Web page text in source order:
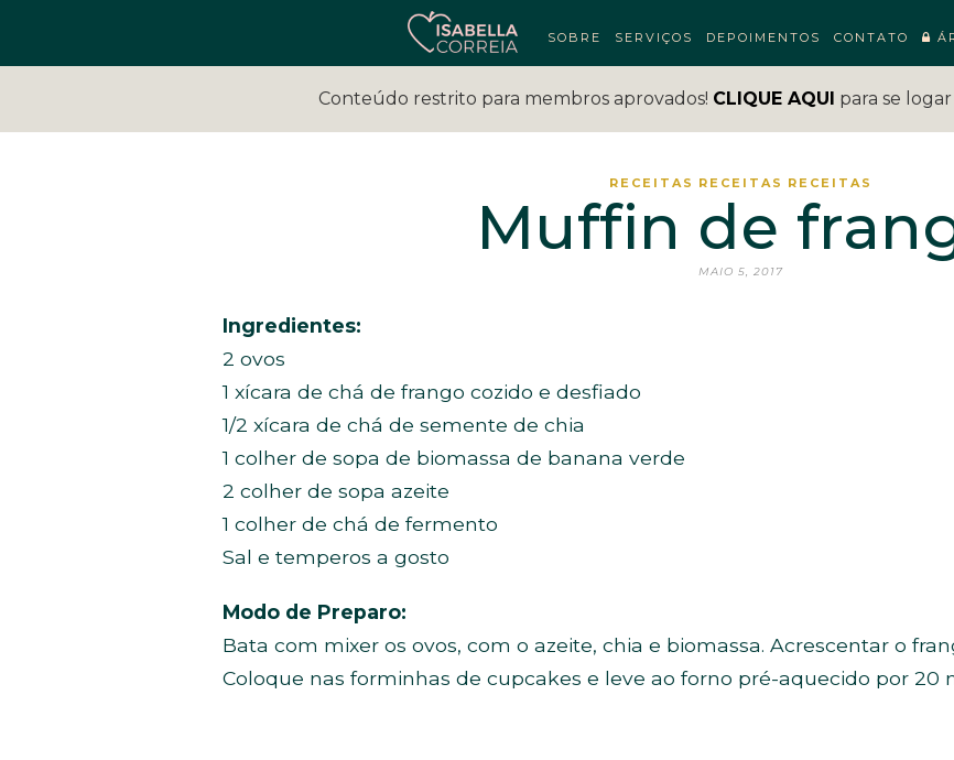
SOBRE SERVIÇOS DEPOIMENTOS CONTATO
Conteúdo restrito para membros aprovados! CLIQUE AQUI para se
RECEITAS RECEITAS RECEITAS
Muffin de
MAIO 5, 2017
Ingredientes:
2 ovos
1 xícara de chá de frango cozido e desfiado
1/2 xícara de chá de semente de chia
1 colher de sopa de biomassa de banana verde
2 colher de sopa azeite
1 colher de chá de fermento
Sal e temperos a gosto
Modo de Preparo:
Bata com mixer os ovos, com o azeite, chia e biomassa. Acrescentar o
Coloque nas forminhas de cupcakes e leve ao forno pré-aquecido por 20